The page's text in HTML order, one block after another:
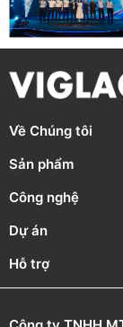
Về Chúng tôi
Sản phẩm
Công nghệ
Dự án
Hỗ trợ